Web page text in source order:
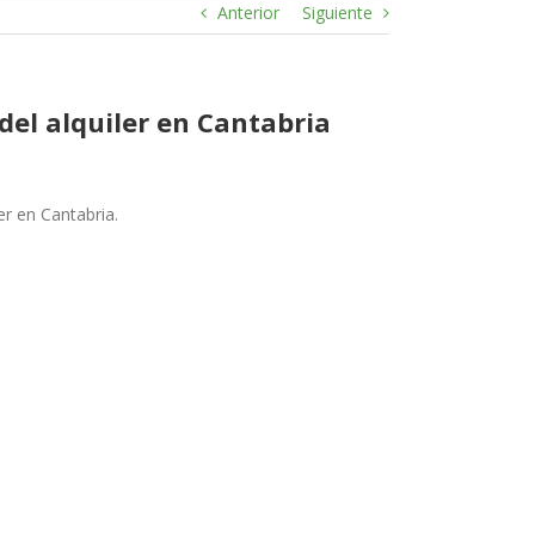
Anterior Siguiente
alquiler en Cantabria
en Cantabria.